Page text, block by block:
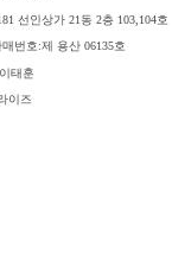
선인상가 21동 2층 103,104호
번호:제 용산 06135호
태훈
이즈